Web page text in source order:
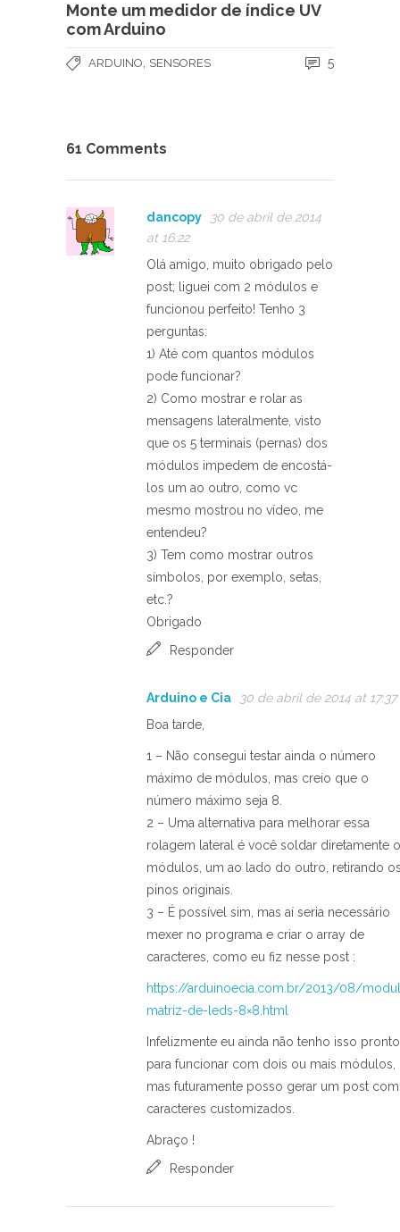
Monte um medidor de índice UV
com Arduino
ARDUINO, SENSORES 5
61 Comments
dancopy
30 de abril de 2014
at 16:22
Olá amigo, muito obrigado pelo
post; liguei com 2 módulos e
funcionou perfeito! Tenho 3
perguntas:
1) Até com quantos módulos
pode funcionar?
2) Como mostrar e rolar as
mensagens lateralmente, visto
que os 5 terminais (pernas) dos
módulos impedem de encostá-
los um ao outro, como vc
mesmo mostrou no vídeo, me
entendeu?
3) Tem como mostrar outros
símbolos, por exemplo, setas,
etc.?
Obrigado
Responder
Arduino e Cia
30 de abril de 2014 at 17:37
Boa tarde,
1 – Não consegui testar ainda o número
máximo de módulos, mas creio que o
número máximo seja 8.
2 – Uma alternativa para melhorar essa
rolagem lateral é você soldar diretamente
módulos, um ao lado do outro, retirando
pinos originais.
3 – É possível sim, mas aí seria necessário
mexer no programa e criar o array de
caracteres, como eu fiz nesse post :
https://arduinoecia.com.br/2013/08/
matriz-de-leds-8×8.html
Infelizmente eu ainda não tenho isso pronto
para funcionar com dois ou mais módulos,
mas futuramente posso gerar um post com
caracteres customizados.
Abraço !
Responder